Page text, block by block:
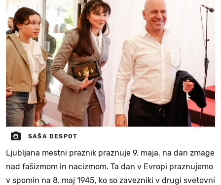
SAŠA DESPOT
Ljubljana mestni praznik praznuje 9. maja, na dan zmage
nad fašizmom in nacizmom. Ta dan v Evropi praznujemo
v spomin na 8. maj 1945, ko so zavezniki v drugi svetovni